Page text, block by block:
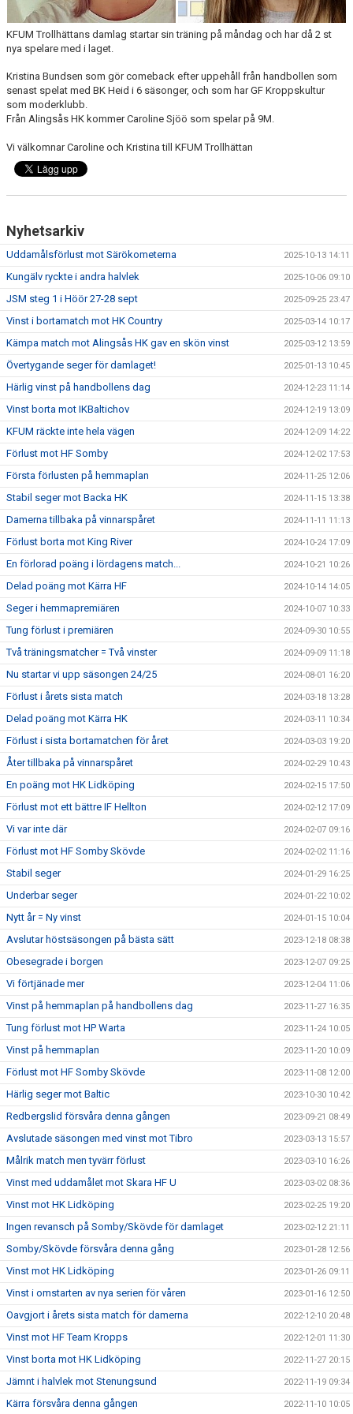
KONTAKT
MATCHER
STATISTIK
KFUM Trollhättans damlag startar sin träning på måndag och har då 2 st
nya spelare med i laget.
Kristina Bundsen som gör comeback efter uppehåll från handbollen som
senast spelat med BK Heid i 6 säsonger, och som har GF Kroppskultur
som moderklubb.
Från Alingsås HK kommer Caroline Sjöö som spelar på 9M.
Vi välkomnar Caroline och Kristina till KFUM Trollhättan
Nyhetsarkiv
Uddamålsförlust mot Särökometerna 2025-10-13 14:11
Kungälv ryckte i andra halvlek 2025-10-06 09:10
JSM steg 1 i Höör 27-28 sept 2025-09-25 23:47
Vinst i bortamatch mot HK Country 2025-03-14 10:17
Kämpa match mot Alingsås HK gav en skön vinst 2025-03-12 13:59
Övertygande seger för damlaget! 2025-01-13 10:45
Härlig vinst på handbollens dag 2024-12-23 11:14
Vinst borta mot IKBaltichov 2024-12-19 13:09
KFUM räckte inte hela vägen 2024-12-09 14:22
Förlust mot HF Somby 2024-12-02 17:53
Första förlusten på hemmaplan 2024-11-25 12:06
Stabil seger mot Backa HK 2024-11-15 13:38
Damerna tillbaka på vinnarspåret 2024-11-11 11:13
Förlust borta mot King River 2024-10-24 17:09
En förlorad poäng i lördagens match... 2024-10-21 10:26
Delad poäng mot Kärra HF 2024-10-14 14:05
Seger i hemmapremiären 2024-10-07 10:33
Tung förlust i premiären 2024-09-30 10:55
Två träningsmatcher = Två vinster 2024-09-09 11:18
Nu startar vi upp säsongen 24/25 2024-08-01 16:20
Förlust i årets sista match 2024-03-18 13:28
Delad poäng mot Kärra HK 2024-03-11 10:34
Förlust i sista bortamatchen för året 2024-03-03 19:20
Åter tillbaka på vinnarspåret 2024-02-29 10:43
En poäng mot HK Lidköping 2024-02-15 17:50
Förlust mot ett bättre IF Hellton 2024-02-12 17:09
Vi var inte där 2024-02-07 09:16
Förlust mot HF Somby Skövde 2024-02-02 11:16
Stabil seger 2024-01-29 16:25
Underbar seger 2024-01-22 10:02
Nytt år = Ny vinst 2024-01-15 10:04
Avslutar höstsäsongen på bästa sätt 2023-12-18 08:38
Obesegrade i borgen 2023-12-07 09:25
Vi förtjänade mer 2023-12-04 11:06
Vinst på hemmaplan på handbollens dag 2023-11-27 16:35
Tung förlust mot HP Warta 2023-11-24 10:05
Vinst på hemmaplan 2023-11-20 10:09
Förlust mot HF Somby Skövde 2023-11-08 12:00
Härlig seger mot Baltic 2023-10-30 10:42
Redbergslid försvåra denna gången 2023-09-21 08:49
Avslutade säsongen med vinst mot Tibro 2023-03-13 15:57
Målrik match men tyvärr förlust 2023-03-10 16:26
Vinst med uddamålet mot Skara HF U 2023-03-02 08:36
Vinst mot HK Lidköping 2023-02-25 19:20
Ingen revansch på Somby/Skövde för damlaget 2023-02-12 21:11
Somby/Skövde försvåra denna gång 2023-01-28 12:56
Vinst mot HK Lidköping 2023-01-26 09:11
Vinst i omstarten av nya serien för våren 2023-01-16 12:50
Oavgjort i årets sista match för damerna 2022-12-10 20:48
Vinst mot HF Team Kropps 2022-12-01 11:30
Vinst borta mot HK Lidköping 2022-11-27 20:15
Jämnt i halvlek mot Stenungsund 2022-11-19 09:34
Kärra försvåra denna gången 2022-11-10 10:05